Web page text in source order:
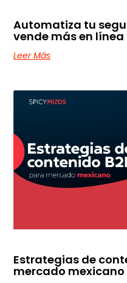
Automatiza tu
vende más en línea
Leer Más
Estrategias de
mercado mexicano